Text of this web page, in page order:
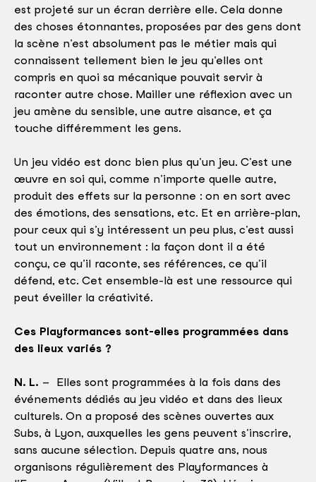
est projeté sur un écran derrière elle. Cela donne
des choses étonnantes, proposées par des gens dont
la scène n’est absolument pas le métier mais qui
connaissent tellement bien le jeu qu’elles ont
compris en quoi sa mécanique pouvait servir à
raconter autre chose. Mailler une réflexion avec un
jeu amène du sensible, une autre aisance, et ça
touche différemment les gens.
Un jeu vidéo est donc bien plus qu’un jeu. C’est une
œuvre en soi qui, comme n’importe quelle autre,
produit des effets sur la personne : on en sort avec
des émotions, des sensations, etc. Et en arrière-plan,
pour ceux qui s’y intéressent un peu plus, c’est aussi
tout un environnement : la façon dont il a été
conçu, ce qu’il raconte, ses références, ce qu’il
défend, etc. Cet ensemble-là est une ressource qui
peut éveiller la créativité.
Ces Playformances sont-elles programmées dans
des lieux variés ?
N. L. – Elles sont programmées à la fois dans des
événements dédiés au jeu vidéo et dans des lieux
culturels. On a proposé des scènes ouvertes aux
Subs, à Lyon, auxquelles les gens peuvent s’inscrire,
sans aucune sélection. Depuis quatre ans, nous
organisons régulièrement des Playformances à